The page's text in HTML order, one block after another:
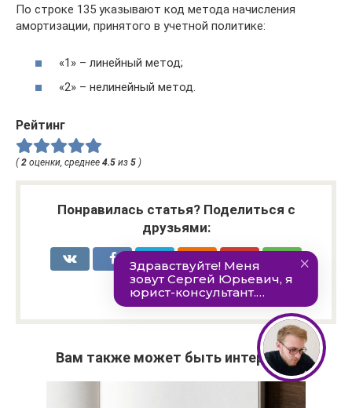
По строке 135 указывают код метода начисления
амортизации, принятого в учетной политике:
«1» – линейный метод;
«2» – нелинейный метод.
Рейтинг
(2 оценки, среднее 4.5 из 5 )
Понравилась статья? Поделиться с
друзьями:
Вам также может быть интересно